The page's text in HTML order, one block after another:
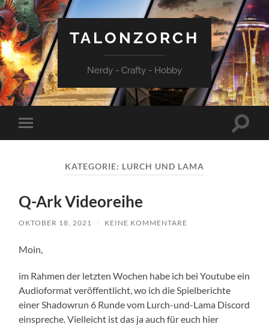
TALONZORCH
Nerdy - Crafty - Hobby
Mobile-
Menü
KATEGORIE: LURCH UND LAMA
Q-Ark Videoreihe
OKTOBER 18, 2021 / KEINE KOMMENTARE
Moin,
im Rahmen der letzten Wochen habe ich bei Youtube ein
Audioformat veröffentlicht, wo ich die Spielberichte
einer Shadowrun 6 Runde vom Lurch-und-Lama Discord
einspreche. Vielleicht ist das ja auch für euch hier